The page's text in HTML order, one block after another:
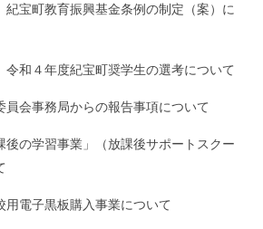
宝町教育振興基金条例の制定（案）に
和４年度紀宝町奨学生の選考について
員会事務局からの報告事項について
後の学習事業」（放課後サポートスクー
用電子黒板購入事業について